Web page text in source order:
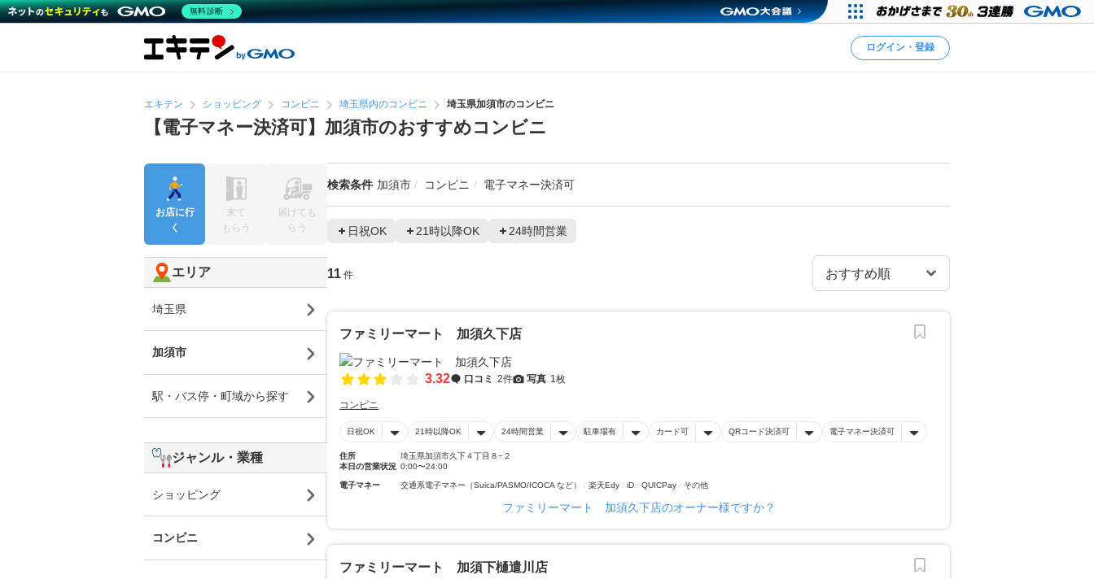
ログイン・登録
エキテン ショッピング コンビニ 埼玉県内のコンビニ 埼玉県加須市のコンビニ
【電子マネー決済可】加須市のおすすめコンビニ
検索条件 加須市 コンビニ 電子マネー決済可
日祝OK 21時以降OK 24時間営業
11 件
ファミリーマート 加須久下店
3.32 口コミ 2件 写真 1枚
コンビニ
日祝OK 21時以降OK 24時間営業 駐車場有 カード可 QRコード決済可 電子マネー決済可
住所
埼玉県加須市久下４丁目８−２
本日の営業状況 0:00〜24:00
電子マネー 交通系電子マネー（Suica/PASMO/ICOCA など） 楽天Edy iD QUICPay その他
ファミリーマート 加須久下店のオーナー様ですか？
ファミリーマート 加須下樋遣川店
お店に行
く
来て
もらう
届けても
らう
エリア
埼玉県
加須市
駅・バス停・町域から探す
ジャンル・業種
ショッピング
コンビニ
無料診断